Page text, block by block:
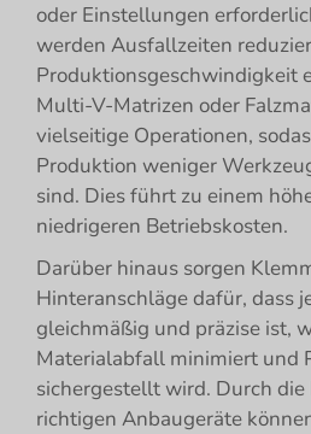
oder Einstellungen
werden Ausfallzeiten
Produktionsgeschwindigkeit
Multi-V-Matrizen oder
vielseitige Operationen,
Produktion weniger
sind. Dies führt zu einem
niedrigeren Betriebskosten.
Darüber hinaus sorgen
Hinteranschläge dafür, dass
gleichmäßig und präzise ist,
Materialabfall minimiert und
sichergestellt wird. Durch
richtigen Anbaugeräte